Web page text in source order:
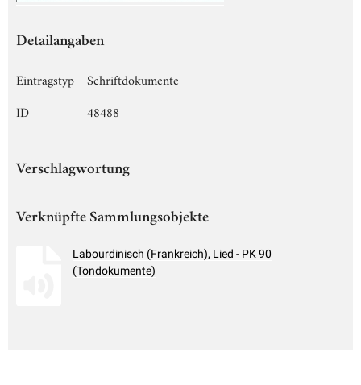
Detailangaben
Eintragstyp
Schriftdokumente
ID
48488
Verschlagwortung
Verknüpfte Sammlungsobjekte
Labourdinisch (Frankreich), Lied - PK 90
(Tondokumente)